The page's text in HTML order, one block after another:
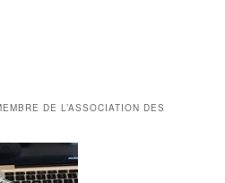
DE L’ASSOCIATION DES